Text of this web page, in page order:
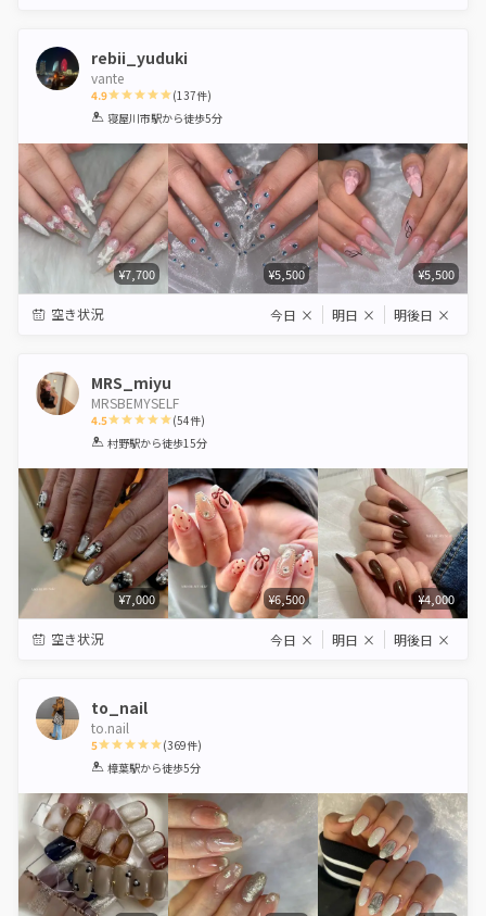
rebii_yuduki
vante
4.9
1 2 3 4 5
(137件)
寝屋川市駅から徒歩5分
¥7,700 ¥5,500 ¥5,500
空き状況 今日 × 明日 × 明後日 ×
MRS_miyu
MRSBEMYSELF
4.5
1 2 3 4 5
(54件)
村野駅から徒歩15分
¥7,000 ¥6,500 ¥4,000
空き状況 今日 × 明日 × 明後日 ×
to_nail
to.nail
5
1 2 3 4 5
(369件)
樟葉駅から徒歩5分